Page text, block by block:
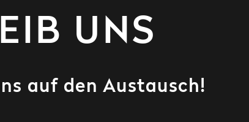
UNS
auf den Austausch!